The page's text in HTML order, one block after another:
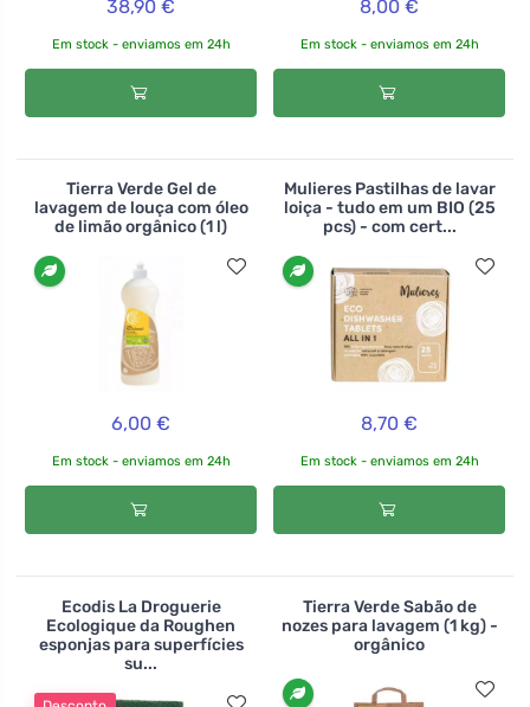
38,90 €
Em stock - enviamos em 24h
8,00 €
Em stock - enviamos em 24h
Tierra Verde Gel de
lavagem de louça com óleo
de limão orgânico (1 l)
6,00 €
Em stock - enviamos em 24h
Mulieres Pastilhas de lavar
loiça - tudo em um BIO (25
pcs) - com cert...
8,70 €
Em stock - enviamos em 24h
Ecodis La Droguerie
Ecologique da Roughen
esponjas para superfícies
su...
Tierra Verde Sabão de
nozes para lavagem (1 kg) -
orgânico